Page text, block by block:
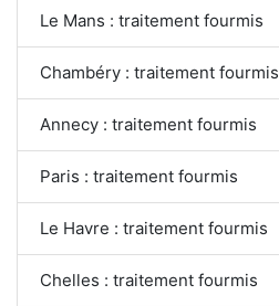
Le Mans : traitement fourmis
Chambéry : traitement fourmis
Annecy : traitement fourmis
Paris : traitement fourmis
Le Havre : traitement fourmis
Chelles : traitement fourmis